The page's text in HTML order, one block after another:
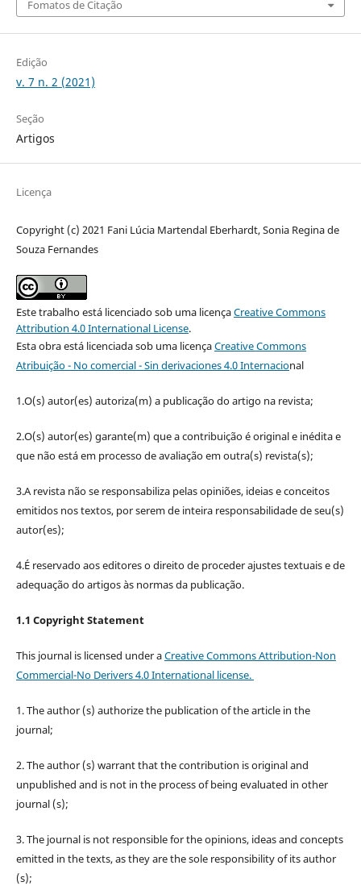
Fomatos de Citação
Edição
v. 7 n. 2 (2021)
Seção
Artigos
Licença
Copyright (c) 2021 Fani Lúcia Martendal Eberhardt, Sonia Regina de
Souza Fernandes
Este trabalho está licenciado sob uma licençaCreative Commons
Attribution 4.0 International License.
Esta obra está licenciada sob uma licençaCreative Commons
Atribuição - No comercial - Sin derivaciones 4.0 Internacional
1.O(s) autor(es) autoriza(m) a publicação do artigo na revista;
2.O(s) autor(es) garante(m) que a contribuição é original e inédita e
que não está em processo de avaliação em outra(s) revista(s);
3.A revista não se responsabiliza pelas opiniões, ideias e conceitos
emitidos nos textos, por serem de inteira responsabilidade de seu(s)
autor(es);
4.É reservado aos editores o direito de proceder ajustes textuais e de
adequação do artigos às normas da publicação.
1.1 Copyright Statement
This journal is licensed under aCreative Commons Attribution-Non
Commercial-No Derivers 4.0 International license.
1. The author (s) authorize the publication of the article in the
journal;
2. The author (s) warrant that the contribution is original and
unpublished and is not in the process of being evaluated in other
journal (s);
3. The journal is not responsible for the opinions, ideas and concepts
emitted in the texts, as they are the sole responsibility of its author
(s);